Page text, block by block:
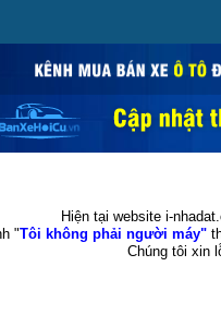
Hiện tại website i-
"Tôi không phải người máy"
Chúng tôi xin